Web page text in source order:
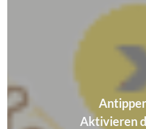
Aktivieren